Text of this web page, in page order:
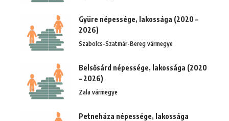
Gyüre népessége, lakossága (2020 –
2026)
Szabolcs-Szatmár-Bereg vármegye
Belsősárd népessége, lakossága (2020
– 2026)
Zala vármegye
Petneháza népessége, lakossága